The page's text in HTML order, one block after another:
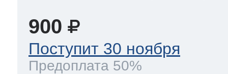
900
Поступит 30 ноября
Предоплата 50%